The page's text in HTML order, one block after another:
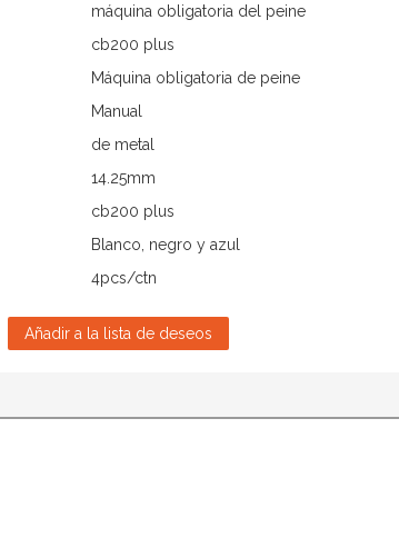
máquina obligatoria del peine
cb200 plus
Máquina obligatoria de peine
Manual
de metal
14.25mm
cb200 plus
Blanco, negro y azul
4pcs/ctn
Añadir a la lista de deseos